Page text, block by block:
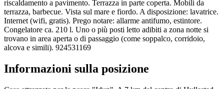
riscaldamento a pavimento. Terrazza in parte coperta. Mobili da
terrazza, barbecue. Vista sul mare e fiordo. A disposizione: lavatrice.
Internet (wifi, gratis). Prego notare: allarme antifumo, estintore.
Congelatore ca. 210 l. Uno o più posti letto adibiti a zona notte si
trovano in area aperta o di passaggio (come soppalco, corridoio,
alcova e simili). 924531169
Informazioni sulla posizione